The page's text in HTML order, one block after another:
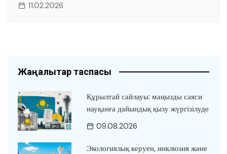
11.02.2026
Жаңалықтар таспасы
Құрылтай сайлауы: маңызды саяси
науқанға дайындық қызу жүргізілуде
09.08.2026
Экологиялық керуен, инклюзия және